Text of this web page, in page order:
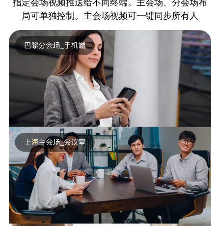
指定会场视频推送给不同终端。主会场、分会场布
局可单独控制。主会场视频可一键同步所有人